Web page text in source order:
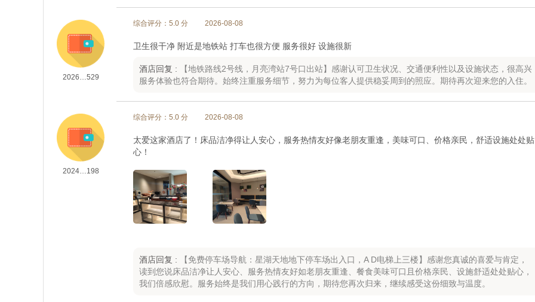
2026…529
综合评分：5.0 分 2026-08-08
卫生很干净 附近是地铁站 打车也很方便 服务很好 设施很新
酒店回复 :
【地铁路线2号线，月亮湾站7号口出站】感谢认可卫生状况、交通便利性以及设施状态，很高兴
服务体验也符合期待。始终注重服务细节，努力为每位客人提供稳妥周到的照应。期待再次迎来您的入住。
2024…198
综合评分：5.0 分 2026-08-08
太爱这家酒店了！床品洁净得让人安心，服务热情友好像老朋友重逢，美味可口、价格亲民，舒适设施处处贴
心！
酒店回复 :
【免费停车场导航：星湖天地地下停车场出入口，A D电梯上三楼】感谢您真诚的喜爱与肯定，
读到您说床品洁净让人安心、服务热情友好如老朋友重逢、餐食美味可口且价格亲民、设施舒适处处贴心，
我们倍感欣慰。服务始终是我们用心践行的方向，期待您再次归来，继续感受这份细致与温度。